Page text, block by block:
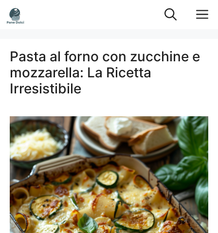
Vai
al
Pasta al forno con zucchine e
mozzarella: La Ricetta
Irresistibile